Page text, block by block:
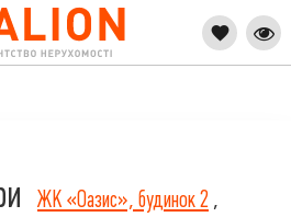
ЖК «Оазис», будинок 2 ,